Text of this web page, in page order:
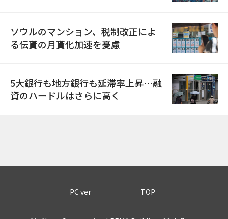
ソウルのマンション、税制改正によ
る伝貰の月貰化加速を憂慮
5大銀行も地方銀行も延滞率上昇…融
資のハードルはさらに高く
PC ver TOP